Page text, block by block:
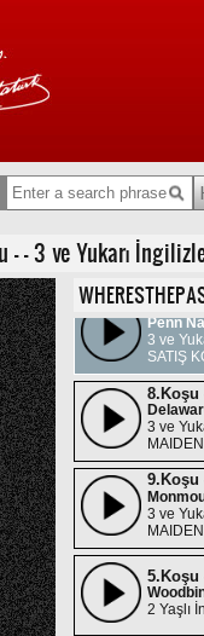
- - 3 ve Yukarı
3 ve
SATIŞ
3 ve
SATIŞ
2.Koşu
Penn
3 ve
SATIŞ
8.Koşu
3 ve
9.Koşu
3 ve
5.Koşu
2 Yaşlı